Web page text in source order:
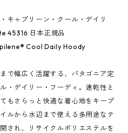
ャプリーン・クール・デイリ
45316 日本正規品
Cool Daily Hoody
で幅広く活躍する、パタゴニア定
・デイリー・フーディ。速乾性と
もさらっと快適な着心地をキープ
ルから水辺まで使える多用途なテ
され、リサイクルポリエステルを